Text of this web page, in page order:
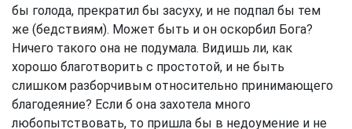
бы голода, прекратил бы засуху, и не подпал бы тем
же (бедствиям). Может быть и он оскорбил Бога?
Ничего такого она не подумала. Видишь ли, как
хорошо благотворить с простотой, и не быть
слишком разборчивым относительно принимающего
благодеяние? Если б она захотела много
любопытствовать, то пришла бы в недоумение и не